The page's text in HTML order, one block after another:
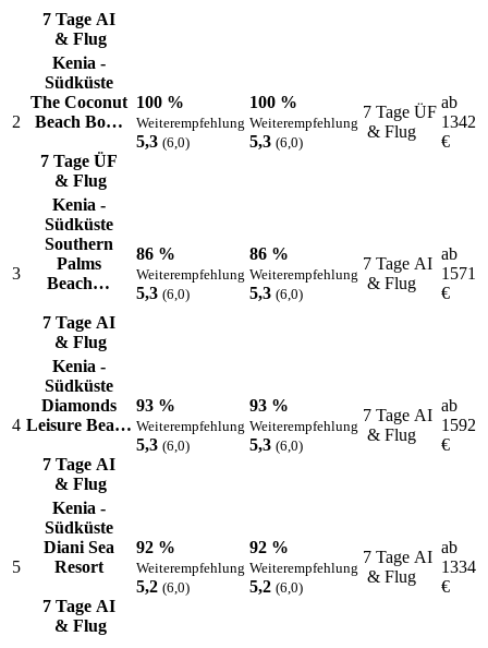
7 Tage AI
& Flug
2
Kenia -
Südküste
The Coconut
Beach Bo…
7 Tage ÜF
& Flug
100 %
Weiterempfehlung
5,3 (6,0)
100 %
Weiterempfehlung
5,3 (6,0)
7 Tage ÜF
& Flug
ab
1342
€
3
Kenia -
Südküste
Southern
Palms
Beach…
7 Tage AI
& Flug
86 %
Weiterempfehlung
5,3 (6,0)
86 %
Weiterempfehlung
5,3 (6,0)
7 Tage AI
& Flug
ab
1571
€
4
Kenia -
Südküste
Diamonds
Leisure Bea…
7 Tage AI
& Flug
93 %
Weiterempfehlung
5,3 (6,0)
93 %
Weiterempfehlung
5,3 (6,0)
7 Tage AI
& Flug
ab
1592
€
5
Kenia -
Südküste
Diani Sea
Resort
7 Tage AI
& Flug
92 %
Weiterempfehlung
5,2 (6,0)
92 %
Weiterempfehlung
5,2 (6,0)
7 Tage AI
& Flug
ab
1334
€